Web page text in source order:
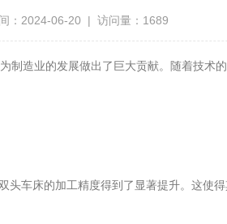
：2024-06-20 | 访问量：1689
造业的发展做出了巨大贡献。随着技术
床的加工精度得到了显著提升。这使